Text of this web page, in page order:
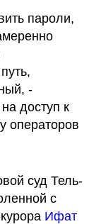
пароли,
-
доступ к
операторов
суд Тель-
с
Ифат